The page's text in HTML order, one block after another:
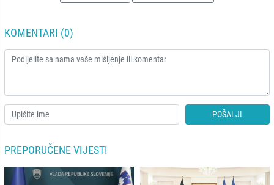
KOMENTARI (0)
POŠALJI
PREPORUČENE VIJESTI